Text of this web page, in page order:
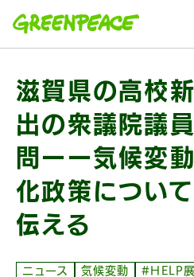
滋賀県の高校
出の衆議院議
問ーー気候変
化政策につい
伝える
ニュース 気候変動 #HELP展